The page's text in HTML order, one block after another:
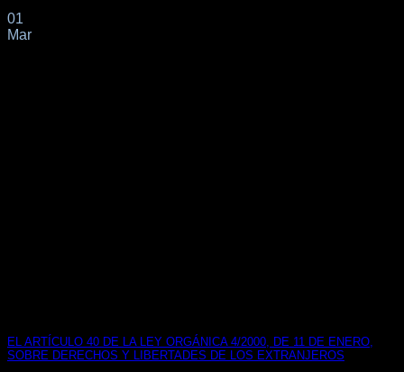
01
Mar
EL ARTÍCULO 40 DE LA LEY ORGÁNICA 4/2000, DE 11 DE ENERO,
SOBRE DERECHOS Y LIBERTADES DE LOS EXTRANJEROS